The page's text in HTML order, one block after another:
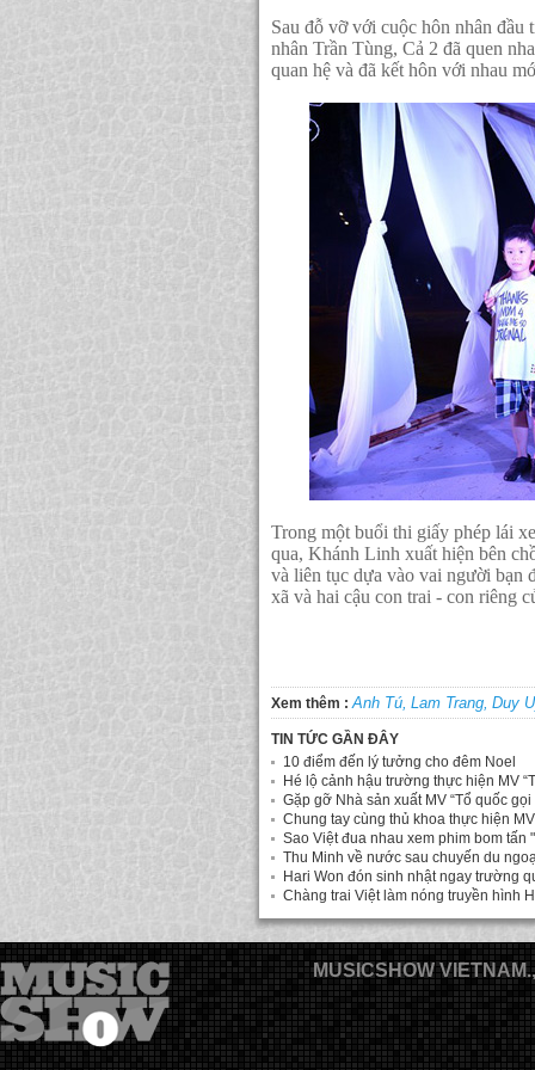
Sau đỗ vỡ với cuộc hôn nhân
nhân Trần Tùng, Cả 2 đã quen
quan hệ và đã kết hôn với nhau
Trong một buổi thi giấy phép lái
qua, Khánh Linh xuất hiện bên
và liên tục dựa vào vai người bạn
xã và hai cậu con trai - con riêng
Xem thêm :Anh Tú, Lam Trang, Duy
TIN TỨC GẦN ĐÂY
10 điểm đến lý tưởng cho đêm Noel
Hé lộ cảnh hậu trường thực hiện MV
Gặp gỡ Nhà sản xuất MV “Tổ quốc
Chung tay cùng thủ khoa thực hiện
Sao Việt đua nhau xem phim bom tấn
Thu Minh về nước sau chuyến du
Hari Won đón sinh nhật ngay trường
Chàng trai Việt làm nóng truyền hình
MUSICSHOW VIETNAM.,